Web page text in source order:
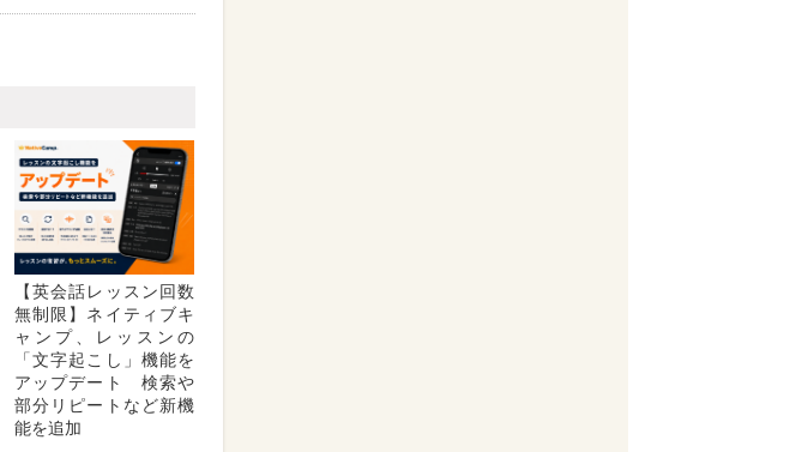
【英会話レッスン回数
無制限】ネイティブキ
ャンプ、レッスンの
「文字起こし」機能を
アップデート 検索や
部分リピートなど新機
能を追加